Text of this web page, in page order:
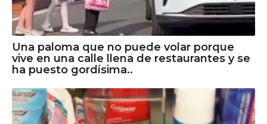
Una paloma que no puede volar porque
vive en una calle llena de restaurantes y se
ha puesto gordísima..